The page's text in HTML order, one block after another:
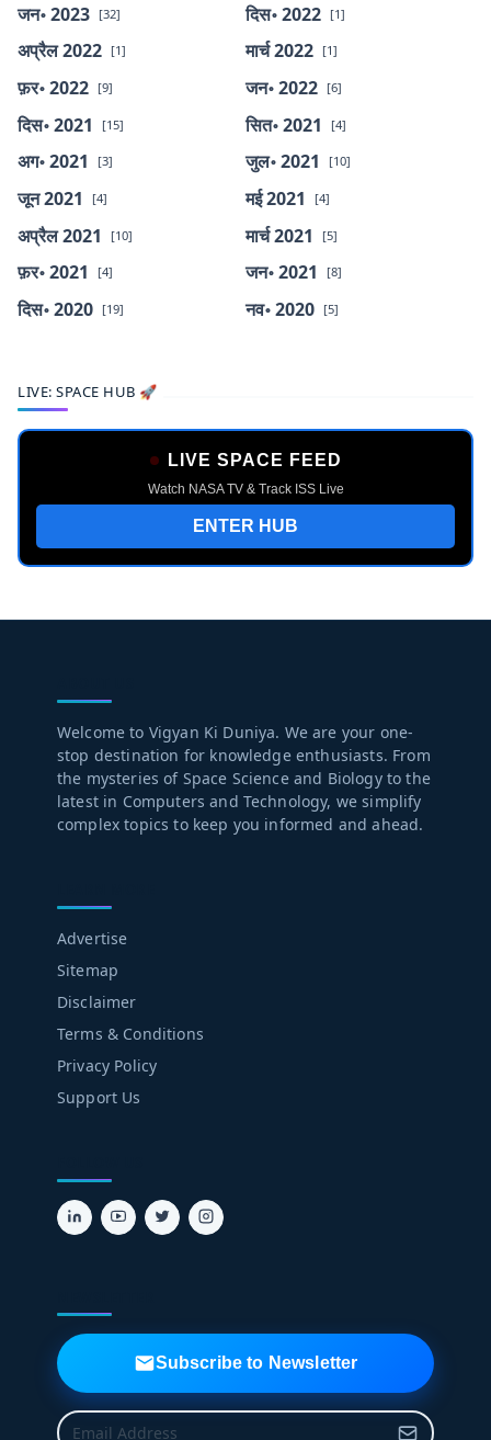
जन॰ 2023 [32] दिस॰ 2022 [1]
अप्रैल 2022 [1] मार्च 2022 [1]
फ़र॰ 2022 [9] जन॰ 2022 [6]
दिस॰ 2021 [15] सित॰ 2021 [4]
अग॰ 2021 [3] जुल॰ 2021 [10]
जून 2021 [4] मई 2021 [4]
अप्रैल 2021 [10] मार्च 2021 [5]
फ़र॰ 2021 [4] जन॰ 2021 [8]
दिस॰ 2020 [19] नव॰ 2020 [5]
LIVE: SPACE HUB 🚀
LIVE SPACE FEED
Watch NASA TV & Track ISS Live
ENTER HUB
Welcome to Vigyan Ki Duniya. We are your one-
stop destination for knowledge enthusiasts. From
the mysteries of Space Science and Biology to the
latest in Computers and Technology, we simplify
complex topics to keep you informed and ahead.
Advertise
Sitemap
Disclaimer
Terms & Conditions
Privacy Policy
Support Us
Subscribe to Newsletter